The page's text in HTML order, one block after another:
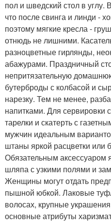
пол и шведский стол в углу.
что после свинга и линди -
поэтому мягкие кресла -
отнюдь не лишними.
разноцветные гирлянды,
абажурами. Праздничный
непритязательную
бутерброды с колбасой и
нарезку. Тем не менее,
напитками. Для сервировки
тарелки и скатерть с
мужчин идеальным
штаны яркой расцветки или
Обязательным аксессуаром
шляпа с узкими полями и
Женщины могут отдать
пышной юбкой. Лаковые
волосах, крупные
основные атрибуты